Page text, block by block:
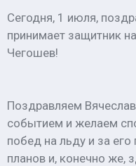
Сегодня, 1 июля,
принимает защитник
Чегошев!
Поздравляем
событием и желаем
побед на льду и за
планов и, конечно же,